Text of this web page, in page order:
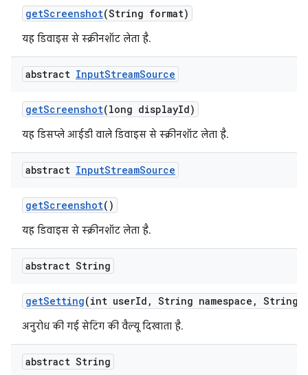
getScreenshot(String format)
यह डिवाइस से स्क्रीनशॉट लेता है.
abstract InputStreamSource
getScreenshot(long displayId)
यह डिसप्ले आईडी वाले डिवाइस से स्क्रीनशॉट लेता है.
abstract InputStreamSource
getScreenshot()
यह डिवाइस से स्क्रीनशॉट लेता है.
abstract String
getSetting(int userId , String namespace , String
अनुरोध की गई सेटिंग की वैल्यू दिखाता है.
abstract String